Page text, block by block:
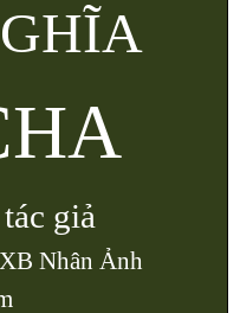
giả
Nhân Ảnh